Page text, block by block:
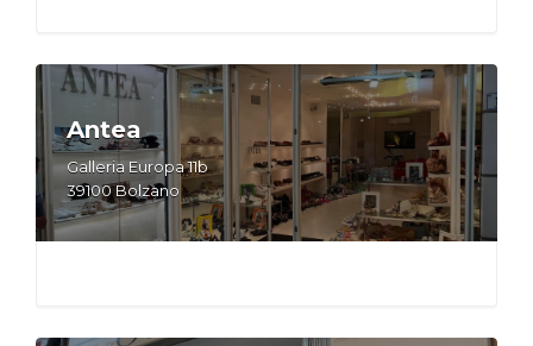
Antea
Galleria Europa 11b
39100 Bolzano